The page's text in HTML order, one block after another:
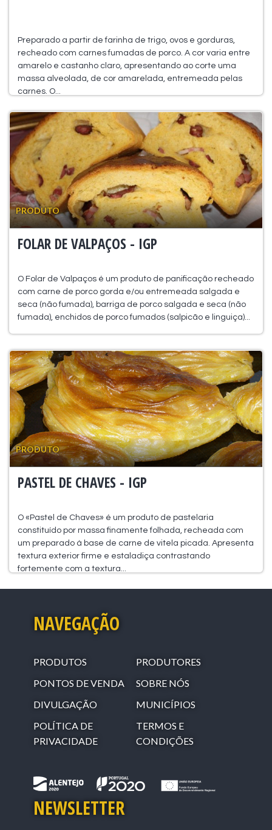
Preparado a partir de farinha de trigo, ovos e gorduras,
recheado com carnes fumadas de porco. A cor varia entre
amarelo e castanho claro, apresentando ao corte uma
massa alveolada, de cor amarelada, entremeada pelas
carnes. O...
PRODUTO
FOLAR DE VALPAÇOS - IGP
O Folar de Valpaços é um produto de panificação recheado
com carne de porco gorda e/ou entremeada salgada e
seca (não fumada), barriga de porco salgada e seca (não
fumada), enchidos de porco fumados (salpicão e linguiça)...
PRODUTO
PASTEL DE CHAVES - IGP
O «Pastel de Chaves» é um produto de pastelaria
constituído por massa finamente folhada, recheada com
um preparado à base de carne de vitela picada. Apresenta
textura exterior firme e estaladiça contrastando
fortemente com a textura...
NAVEGAÇÃO
PRODUTOS
PRODUTORES
PONTOS DE VENDA
SOBRE NÓS
DIVULGAÇÃO
MUNICÍPIOS
POLÍTICA DE
PRIVACIDADE
TERMOS E
CONDIÇÕES
NEWSLETTER